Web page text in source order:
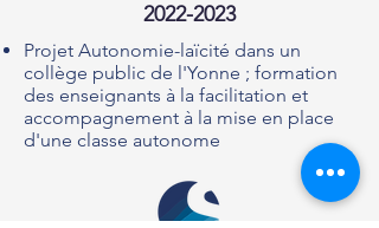
2022-2023
Projet Autonomie-laïcité dans un
collège public de l'Yonne ; formation
des enseignants à la facilitation et
accompagnement à la mise en place
d'une classe autonome